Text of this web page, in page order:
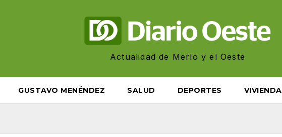
Actualidad de Merlo y el Oeste
GUSTAVO MENÉNDEZ SALUD DEPORTES VIVIENDA